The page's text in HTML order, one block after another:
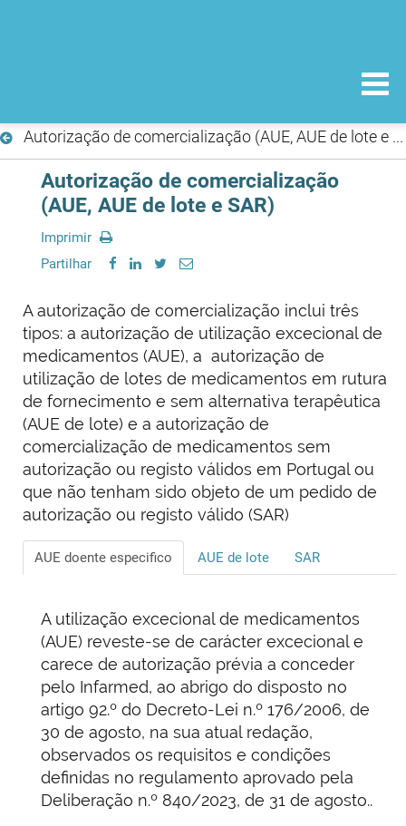
Autorização de comercialização (AUE, AUE de lote e SAR)
Autorização de comercialização
(AUE, AUE de lote e SAR)
Imprimir
Partilhar
A autorização de comercialização inclui três
tipos: a autorização de utilização excecional de
medicamentos (AUE), a autorização de
utilização de lotes de medicamentos em rutura
de fornecimento e sem alternativa terapêutica
(AUE de lote) e a autorização de
comercialização de medicamentos sem
autorização ou registo válidos em Portugal ou
que não tenham sido objeto de um pedido de
autorização ou registo válido (SAR)
AUE doente especifico AUE de lote SAR
A utilização excecional de medicamentos
(AUE) reveste-se de carácter excecional e
carece de autorização prévia a conceder
pelo Infarmed, ao abrigo do disposto no
artigo 92.º do Decreto-Lei n.º 176/2006, de
30 de agosto, na sua atual redação,
observados os requisitos e condições
definidas no regulamento aprovado pela
Deliberação n.º 840/2023, de 31 de agosto..